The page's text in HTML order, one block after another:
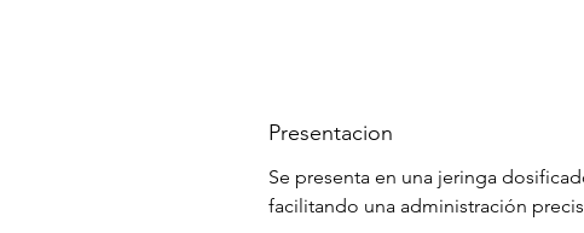
Presentacion
Se presenta en una jeringa
facilitando una administración